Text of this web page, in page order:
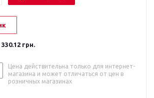
330.12 грн.
Цена действительна только для интернет-
магазина и может отличаться от цен в
розничных магазинах